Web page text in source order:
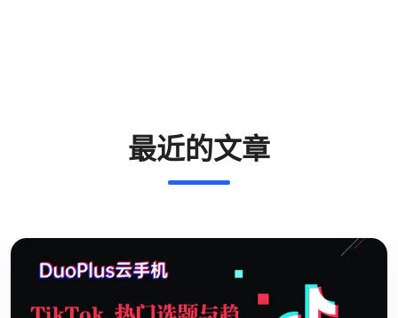
最近的文章